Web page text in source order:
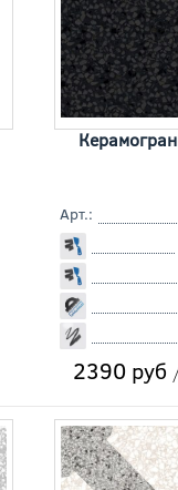
Арт.:
2390 руб